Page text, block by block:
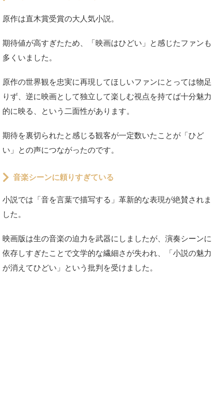
原作は直木賞受賞の大人気小説。
期待値が高すぎたため、「映画はひどい」と感じたファンも
多くいました。
原作の世界観を忠実に再現してほしいファンにとっては物足
りず、逆に映画として独立して楽しむ視点を持てば十分魅力
的に映る、という二面性があります。
期待を裏切られたと感じる観客が一定数いたことが「ひど
い」との声につながったのです。
音楽シーンに頼りすぎている
小説では「音を言葉で描写する」革新的な表現が絶賛されま
した。
映画版は生の音楽の迫力を武器にしましたが、演奏シーンに
依存しすぎたことで文学的な繊細さが失われ、「小説の魅力
が消えてひどい」という批判を受けました。